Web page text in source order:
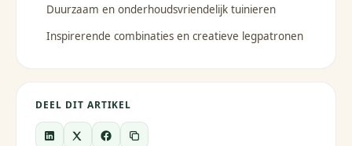
Duurzaam en onderhoudsvriendelijk tuinieren
Inspirerende combinaties en creatieve legpatronen
DEEL DIT ARTIKEL